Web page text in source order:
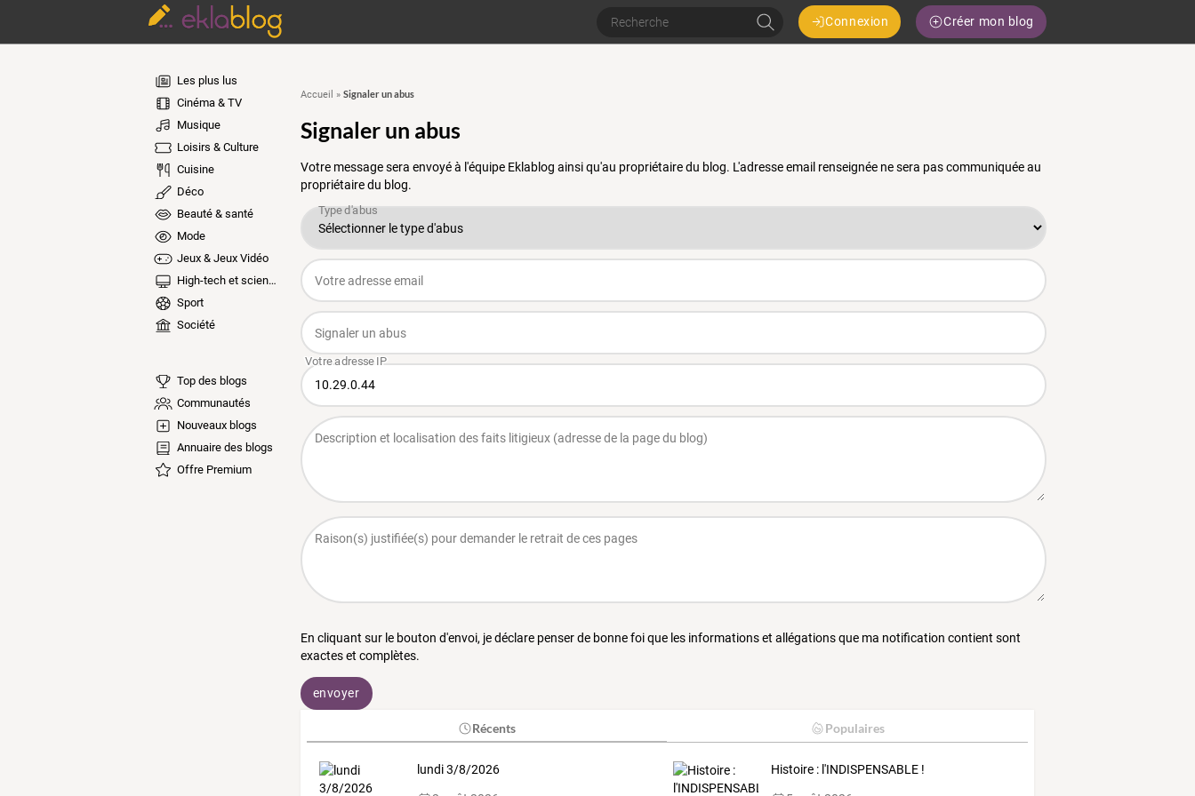
Connexion Créer mon blog
Les plus lus
Cinéma & TV
Musique
Loisirs & Culture
Cuisine
Déco
Beauté & santé
Mode
Jeux & Jeux Vidéo
High-tech et sciences
Sport
Société
Top des blogs
Communautés
Nouveaux blogs
Annuaire des blogs
Offre Premium
Accueil » Signaler un abus
Signaler un abus
Votre message sera envoyé à l'équipe Eklablog ainsi qu'au propriétaire du blog. L'adresse email renseignée ne sera pas communiquée au
propriétaire du blog.
En cliquant sur le bouton d'envoi, je déclare penser de bonne foi que les informations et allégations que ma notification contient sont
exactes et complètes.
envoyer
Récents Populaires
lundi 3/8/2026 Histoire : l'INDISPENSABLE !